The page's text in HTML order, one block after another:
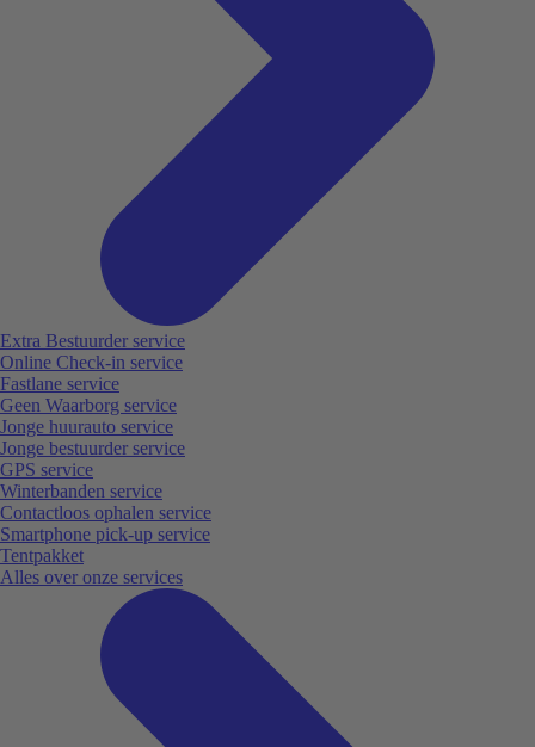
Extra Bestuurder service
Online Check-in service
Fastlane service
Geen Waarborg service
Jonge huurauto service
Jonge bestuurder service
GPS service
Winterbanden service
Contactloos ophalen service
Smartphone pick-up service
Tentpakket
Alles over onze services